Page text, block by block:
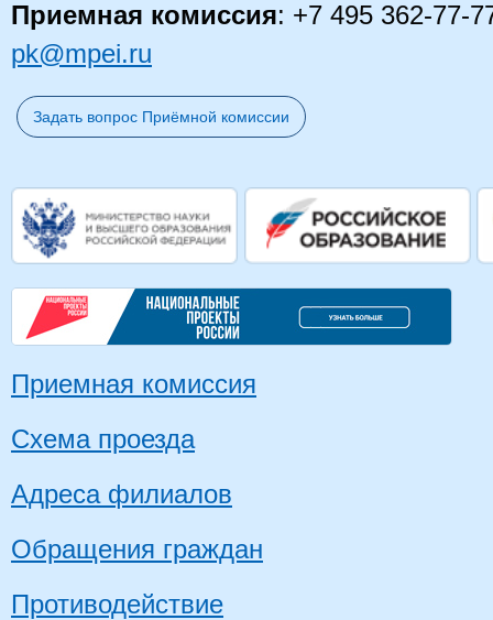
Приемная комиссия: +7 495 362-77-
pk@mpei.ru
Задать вопрос Приёмной комиссии
Приемная комиссия
Схема проезда
Адреса филиалов
Обращения граждан
Противодействие